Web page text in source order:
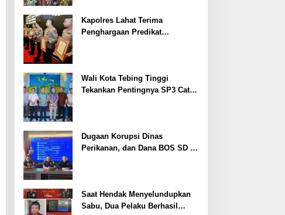
Kapolres Lahat Terima
Penghargaan Predikat
Wali Kota Tebing Tinggi
Tekankan Pentingnya SP3 Catin
Dugaan Korupsi Dinas
Perikanan, dan Dana BOS SD –
Saat Hendak Menyelundupkan
Sabu, Dua Pelaku Berhasil